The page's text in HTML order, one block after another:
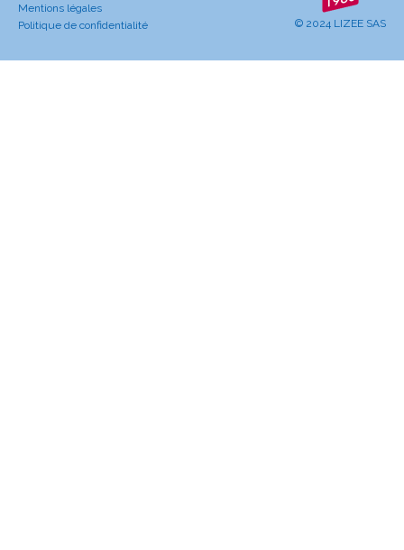
Mentions légales
Politique de confidentialité
© 2024 LIZEE SAS